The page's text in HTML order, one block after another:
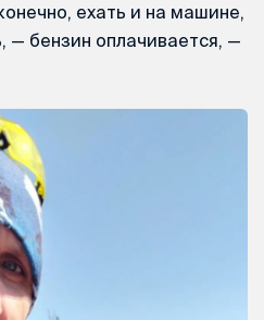
ехать и на машине,
— бензин оплачивается, —